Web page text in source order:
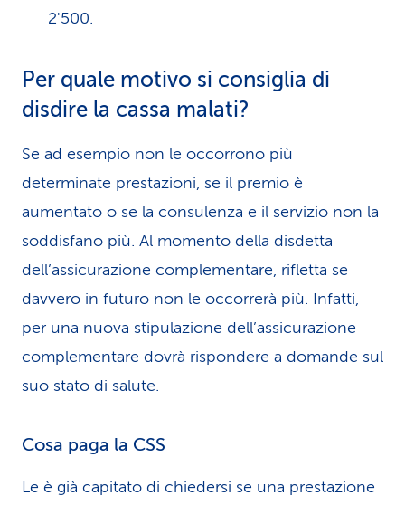
2'500.
Per quale motivo si consiglia di
disdire la cassa malati?
Se ad esempio non le occorrono più
determinate prestazioni, se il premio è
aumentato o se la consulenza e il servizio non la
soddisfano più. Al momento della disdetta
dell’assicurazione complementare, rifletta se
davvero in futuro non le occorrerà più. Infatti,
per una nuova stipulazione dell’assicurazione
complementare dovrà rispondere a domande sul
suo stato di salute.
Cosa paga la CSS
Le è già capitato di chiedersi se una prestazione